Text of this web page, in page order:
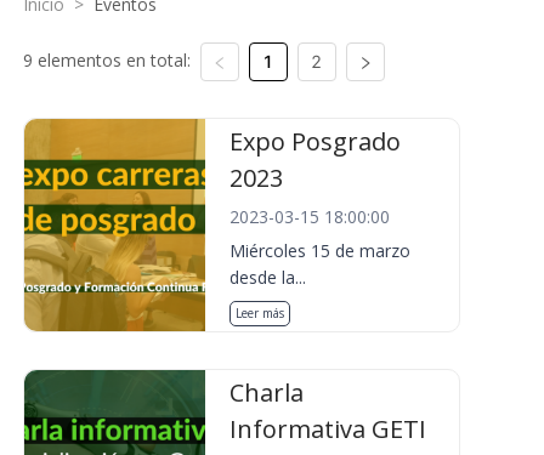
9 elementos en total: 1 2
Expo Posgrado
2023
2023-03-15 18:00:00
Miércoles 15 de marzo
desde la...
Leer más
Charla
Informativa GETI